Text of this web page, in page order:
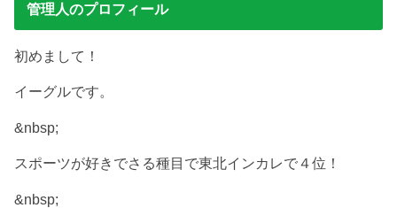
管理人のプロフィール
初めまして！
イーグルです。
&nbsp;
スポーツが好きでさる種目で東北インカレで４位！
&nbsp;